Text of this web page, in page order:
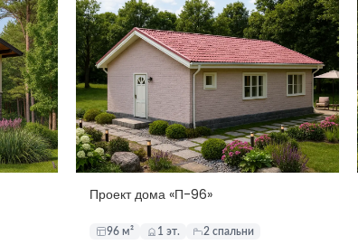
Проект дома «П-96»
96 м² 1 эт. 2 спальни